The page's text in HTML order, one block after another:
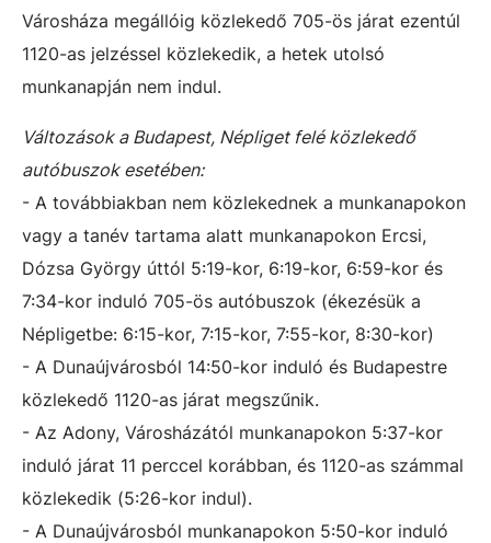
Városháza megállóig közlekedő 705-ös járat ezentúl
1120-as jelzéssel közlekedik, a hetek utolsó
munkanapján nem indul.
Változások a Budapest, Népliget felé közlekedő
autóbuszok esetében:
- A továbbiakban nem közlekednek a munkanapokon
vagy a tanév tartama alatt munkanapokon Ercsi,
Dózsa György úttól 5:19-kor, 6:19-kor, 6:59-kor és
7:34-kor induló 705-ös autóbuszok (ékezésük a
Népligetbe: 6:15-kor, 7:15-kor, 7:55-kor, 8:30-kor)
- A Dunaújvárosból 14:50-kor induló és Budapestre
közlekedő 1120-as járat megszűnik.
- Az Adony, Városházától munkanapokon 5:37-kor
induló járat 11 perccel korábban, és 1120-as számmal
közlekedik (5:26-kor indul).
- A Dunaújvárosból munkanapokon 5:50-kor induló